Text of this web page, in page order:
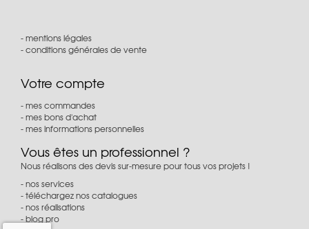
mentions légales
conditions générales de vente
Votre compte
mes commandes
mes bons d'achat
mes informations personnelles
Vous êtes un professionnel ?
Nous réalisons des devis sur-mesure pour tous vos projets !
nos services
téléchargez nos catalogues
nos réalisations
blog pro